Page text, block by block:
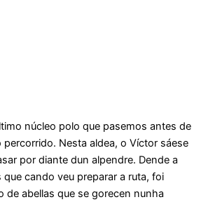
núcleo polo que pasemos antes de
Nesta aldea, o Víctor sáese
por diante dun alpendre. Dende a
cando veu preparar a ruta, foi
de abellas que se gorecen nunha